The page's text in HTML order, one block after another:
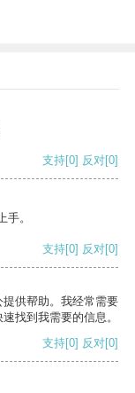
支持[0] 反对[0]
。
支持[0] 反对[0]
供帮助。我经常需要
找到我需要的信息。
支持[0] 反对[0]